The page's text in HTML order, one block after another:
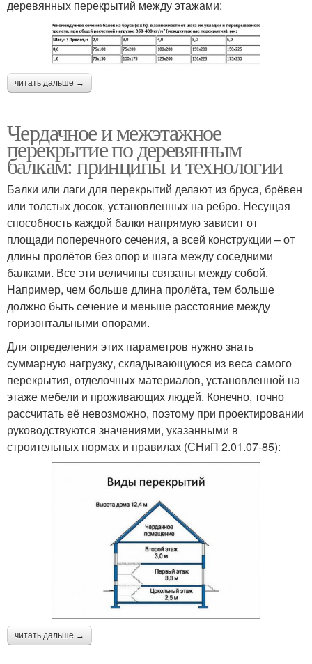
деревянных перекрытий между этажами:
читать дальше →
Чердачное и межэтажное
перекрытие по деревянным
балкам: принципы и технологии
Балки или лаги для перекрытий делают из бруса, брёвен
или толстых досок, установленных на ребро. Несущая
способность каждой балки напрямую зависит от
площади поперечного сечения, а всей конструкции – от
длины пролётов без опор и шага между соседними
балками. Все эти величины связаны между собой.
Например, чем больше длина пролёта, тем больше
должно быть сечение и меньше расстояние между
горизонтальными опорами.
Для определения этих параметров нужно знать
суммарную нагрузку, складывающуюся из веса самого
перекрытия, отделочных материалов, установленной на
этаже мебели и проживающих людей. Конечно, точно
рассчитать её невозможно, поэтому при проектировании
руководствуются значениями, указанными в
строительных нормах и правилах (СНиП 2.01.07-85):
читать дальше →